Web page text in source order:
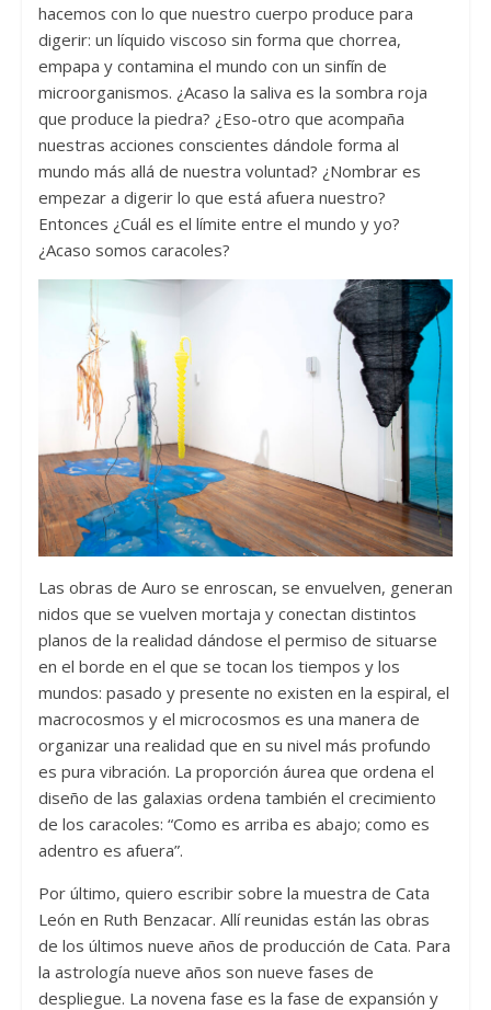
hacemos con lo que nuestro cuerpo produce para
digerir: un líquido viscoso sin forma que chorrea,
empapa y contamina el mundo con un sinfín de
microorganismos. ¿Acaso la saliva es la sombra roja
que produce la piedra? ¿Eso-otro que acompaña
nuestras acciones conscientes dándole forma al
mundo más allá de nuestra voluntad? ¿Nombrar es
empezar a digerir lo que está afuera nuestro?
Entonces ¿Cuál es el límite entre el mundo y yo?
¿Acaso somos caracoles?
Las obras de Auro se enroscan, se envuelven, generan
nidos que se vuelven mortaja y conectan distintos
planos de la realidad dándose el permiso de situarse
en el borde en el que se tocan los tiempos y los
mundos: pasado y presente no existen en la espiral, el
macrocosmos y el microcosmos es una manera de
organizar una realidad que en su nivel más profundo
es pura vibración. La proporción áurea que ordena el
diseño de las galaxias ordena también el crecimiento
de los caracoles: “Como es arriba es abajo; como es
adentro es afuera”.
Por último, quiero escribir sobre la muestra de Cata
León en Ruth Benzacar. Allí reunidas están las obras
de los últimos nueve años de producción de Cata. Para
la astrología nueve años son nueve fases de
despliegue. La novena fase es la fase de expansión y